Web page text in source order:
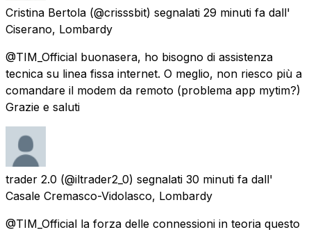
Cristina Bertola (@crisssbit) segnalati 29 minuti fa dall'
Ciserano, Lombardy
@TIM_Official buonasera, ho bisogno di assistenza
tecnica su linea fissa internet. O meglio, non riesco più a
comandare il modem da remoto (problema app mytim?)
Grazie e saluti
trader 2.0 (@iltrader2_0) segnalati 30 minuti fa dall'
Casale Cremasco-Vidolasco, Lombardy
@TIM_Official la forza delle connessioni in teoria questo